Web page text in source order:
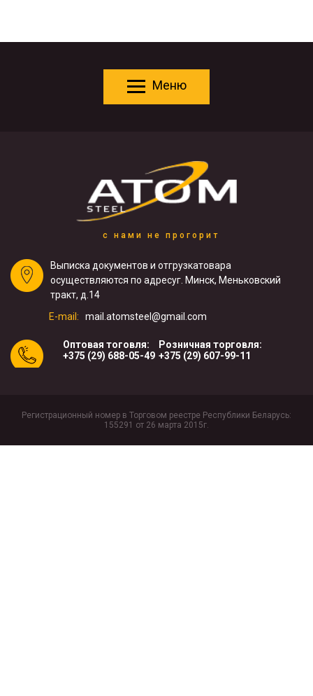
Меню
с нами не прогорит
Выписка документов и отгрузкатовара
осуществляются по адресуг. Минск, Меньковский
тракт, д.14
E-mail:
mail.atomsteel@gmail.com
Оптовая тоговля:
+375 (29) 688-05-49
Розничная торговля:
+375 (29) 607-99-11
Регистрационный номер в Торговом реестре Республики Беларусь:
155291 от 26 марта 2015г.